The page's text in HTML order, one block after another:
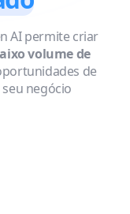
AI permite criar
volume de
de
negócio